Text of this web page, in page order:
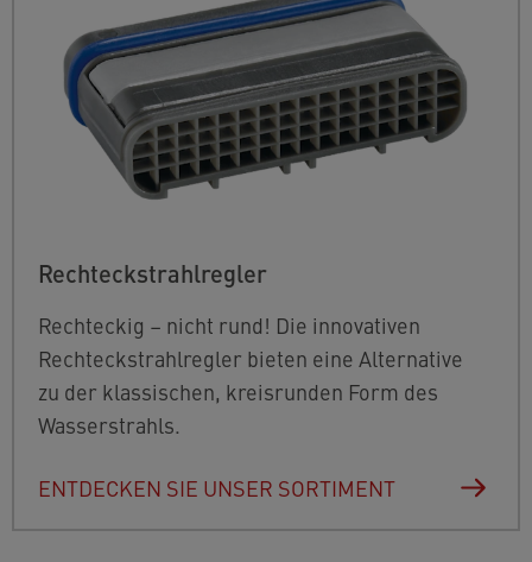
Rechteckstrahlregler
Rechteckig – nicht rund! Die innovativen
Rechteckstrahlregler bieten eine Alternative
zu der klassischen, kreisrunden Form des
Wasserstrahls.
ENTDECKEN SIE UNSER SORTIMENT